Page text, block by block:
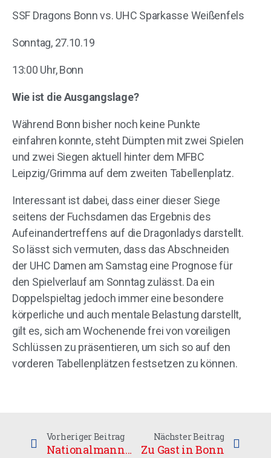
SSF Dragons Bonn vs. UHC Sparkasse Weißenfels
Sonntag, 27.10.19
13:00 Uhr, Bonn
Wie ist die Ausgangslage?
Während Bonn bisher noch keine Punkte
einfahren konnte, steht Dümpten mit zwei Spielen
und zwei Siegen aktuell hinter dem MFBC
Leipzig/Grimma auf dem zweiten Tabellenplatz.
Interessant ist dabei, dass einer dieser Siege
seitens der Fuchsdamen das Ergebnis des
Aufeinandertreffens auf die Dragonladys darstellt.
So lässt sich vermuten, dass das Abschneiden
der UHC Damen am Samstag eine Prognose für
den Spielverlauf am Sonntag zulässt. Da ein
Doppelspieltag jedoch immer eine besondere
körperliche und auch mentale Belastung darstellt,
gilt es, sich am Wochenende frei von voreiligen
Schlüssen zu präsentieren, um sich so auf den
vorderen Tabellenplätzen festsetzen zu können.
Vorheriger Beitrag
Nationalmannschaft neu formiert
Nächster Beitrag
Zu Gast in Bonn